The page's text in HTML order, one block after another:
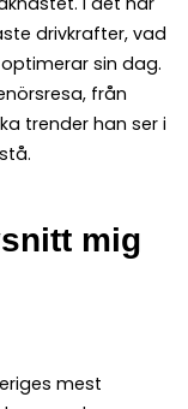
drivkrafter, vad
sin dag.
från
trender han ser i
mig
mest